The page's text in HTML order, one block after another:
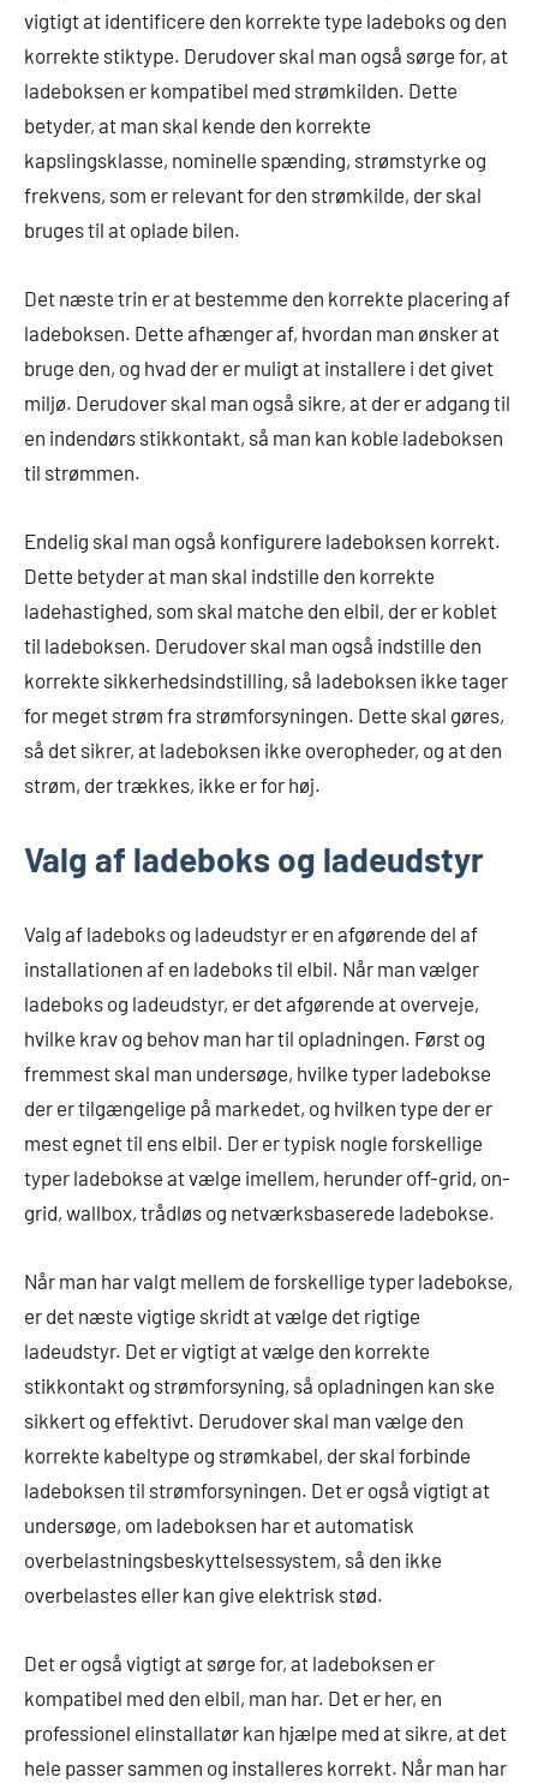
vigtigt at identificere den korrekte type ladeboks og den
korrekte stiktype. Derudover skal man også sørge for, at
ladeboksen er kompatibel med strømkilden. Dette
betyder, at man skal kende den korrekte
kapslingsklasse, nominelle spænding, strømstyrke og
frekvens, som er relevant for den strømkilde, der skal
bruges til at oplade bilen.
Det næste trin er at bestemme den korrekte placering af
ladeboksen. Dette afhænger af, hvordan man ønsker at
bruge den, og hvad der er muligt at installere i det givet
miljø. Derudover skal man også sikre, at der er adgang til
en indendørs stikkontakt, så man kan koble ladeboksen
til strømmen.
Endelig skal man også konfigurere ladeboksen korrekt.
Dette betyder at man skal indstille den korrekte
ladehastighed, som skal matche den elbil, der er koblet
til ladeboksen. Derudover skal man også indstille den
korrekte sikkerhedsindstilling, så ladeboksen ikke tager
for meget strøm fra strømforsyningen. Dette skal gøres,
så det sikrer, at ladeboksen ikke overopheder, og at den
strøm, der trækkes, ikke er for høj.
Valg af ladeboks og ladeudstyr
Valg af ladeboks og ladeudstyr er en afgørende del af
installationen af en ladeboks til elbil. Når man vælger
ladeboks og ladeudstyr, er det afgørende at overveje,
hvilke krav og behov man har til opladningen. Først og
fremmest skal man undersøge, hvilke typer ladebokse
der er tilgængelige på markedet, og hvilken type der er
mest egnet til ens elbil. Der er typisk nogle forskellige
typer ladebokse at vælge imellem, herunder off-grid, on-
grid, wallbox, trådløs og netværksbaserede ladebokse.
Når man har valgt mellem de forskellige typer ladebokse,
er det næste vigtige skridt at vælge det rigtige
ladeudstyr. Det er vigtigt at vælge den korrekte
stikkontakt og strømforsyning, så opladningen kan ske
sikkert og effektivt. Derudover skal man vælge den
korrekte kabeltype og strømkabel, der skal forbinde
ladeboksen til strømforsyningen. Det er også vigtigt at
undersøge, om ladeboksen har et automatisk
overbelastningsbeskyttelsessystem, så den ikke
overbelastes eller kan give elektrisk stød.
Det er også vigtigt at sørge for, at ladeboksen er
kompatibel med den elbil, man har. Det er her, en
professionel elinstallatør kan hjælpe med at sikre, at det
hele passer sammen og installeres korrekt. Når man har